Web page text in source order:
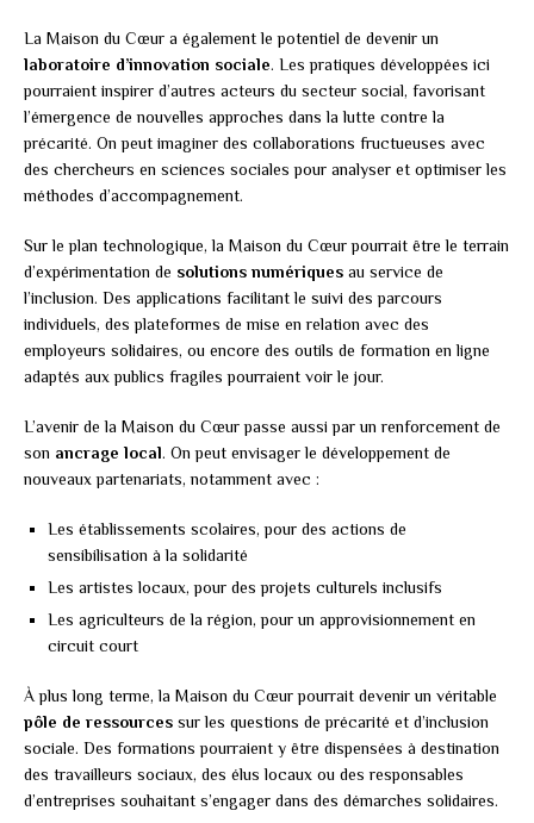
La Maison du Cœur a également le potentiel de devenir un
laboratoire d’innovation sociale. Les pratiques développées ici
pourraient inspirer d’autres acteurs du secteur social, favorisant
l’émergence de nouvelles approches dans la lutte contre la
précarité. On peut imaginer des collaborations fructueuses avec
des chercheurs en sciences sociales pour analyser et optimiser les
méthodes d’accompagnement.
Sur le plan technologique, la Maison du Cœur pourrait être le terrain
d’expérimentation de solutions numériques au service de
l’inclusion. Des applications facilitant le suivi des parcours
individuels, des plateformes de mise en relation avec des
employeurs solidaires, ou encore des outils de formation en ligne
adaptés aux publics fragiles pourraient voir le jour.
L’avenir de la Maison du Cœur passe aussi par un renforcement de
son ancrage local. On peut envisager le développement de
nouveaux partenariats, notamment avec :
Les établissements scolaires, pour des actions de
sensibilisation à la solidarité
Les artistes locaux, pour des projets culturels inclusifs
Les agriculteurs de la région, pour un approvisionnement en
circuit court
À plus long terme, la Maison du Cœur pourrait devenir un véritable
pôle de ressources sur les questions de précarité et d’inclusion
sociale. Des formations pourraient y être dispensées à destination
des travailleurs sociaux, des élus locaux ou des responsables
d’entreprises souhaitant s’engager dans des démarches solidaires.